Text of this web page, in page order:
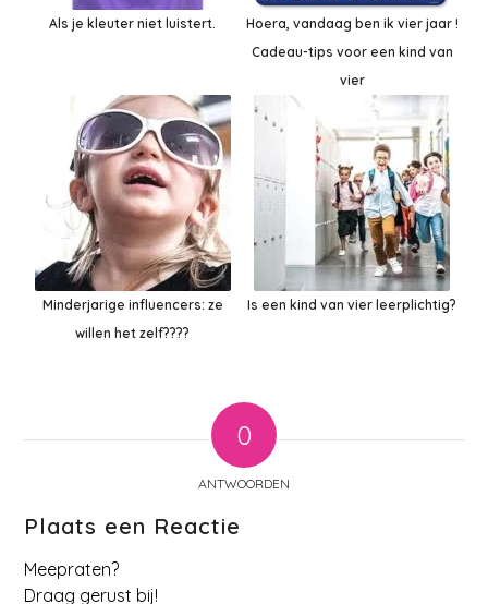
Als je kleuter niet luistert.
Hoera, vandaag ben ik vier jaar !
Cadeau-tips voor een kind van
vier
Minderjarige influencers: ze
willen het zelf????
Is een kind van vier leerplichtig?
0
ANTWOORDEN
Plaats een Reactie
Meepraten?
Draag gerust bij!